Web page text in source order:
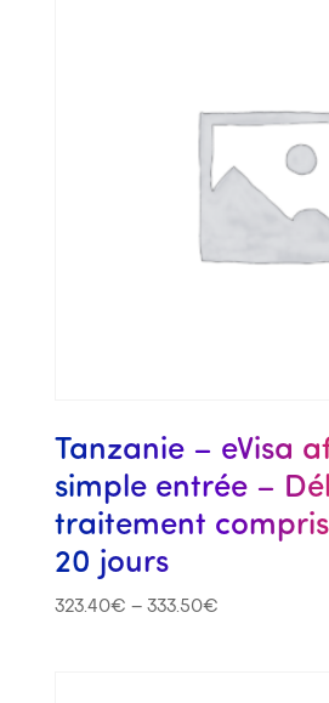
Tanzanie – eVisa
simple entrée –
traitement
20 jours
323.40€ – 333.50€